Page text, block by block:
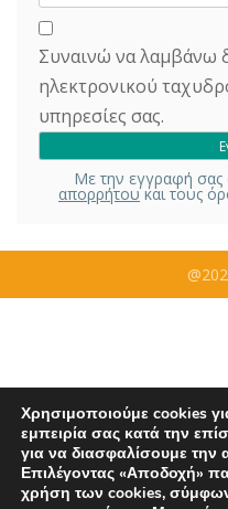
Συναινώ να λαμβάνω
ηλεκτρονικού
υπηρεσίες σας.
Με την εγγραφή σας
απορρήτουκαι τους
Χρησιμοποιούμε cookies
εμπειρία σας κατά την
για να διασφαλίσουμε την
Επιλέγοντας «Αποδοχή»
χρήση των cookies,